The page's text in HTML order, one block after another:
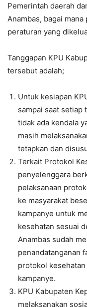
Pemerintah daerah
Anambas, bagai
peraturan yang
Tanggapan KPU
tersebut adalah;
Untuk kesiapan
sampai saat setiap
tidak ada kendala
masih
tetapkan dan
Terkait Protokol
penyelenggara
pelaksanaan
ke masyarakat
kampanye untuk
kesehatan sesuai
Anambas sudah
penandatanganan
protokol
kampanye.
KPU Kabupaten
melaksanakan